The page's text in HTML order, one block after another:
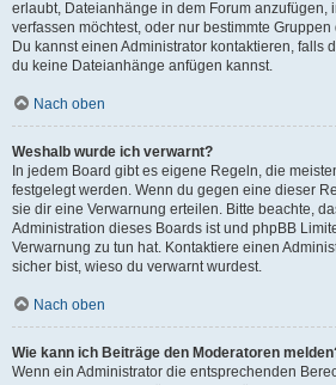
erlaubt, Dateianhänge in dem Forum anzufügen,
verfassen möchtest, oder nur bestimmte
Du kannst einen Administrator kontaktieren, falls
du keine Dateianhänge anfügen kannst.
Nach oben
Weshalb wurde ich verwarnt?
In jedem Board gibt es eigene Regeln, die
festgelegt werden. Wenn du gegen eine dieser
sie dir eine Verwarnung erteilen. Bitte beachte,
Administration dieses Boards ist und phpBB
Verwarnung zu tun hat. Kontaktiere einen
sicher bist, wieso du verwarnt wurdest.
Nach oben
Wie kann ich Beiträge den Moderatoren
Wenn ein Administrator die entsprechenden